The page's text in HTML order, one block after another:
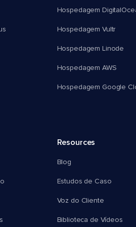
Hospedagem
Hospedagem Vultr
Hospedagem Linode
Hospedagem AWS
Hospedagem Google
Resources
Blog
Estudos de Caso
Voz do Cliente
Biblioteca de Vídeos